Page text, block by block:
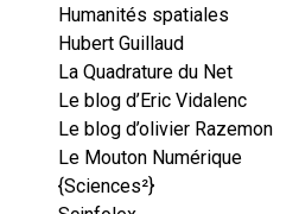
Humanités spatiales
Hubert Guillaud
La Quadrature du Net
Le blog d’Eric Vidalenc
Le blog d’olivier Razemon
Le Mouton Numérique
{Sciences²}